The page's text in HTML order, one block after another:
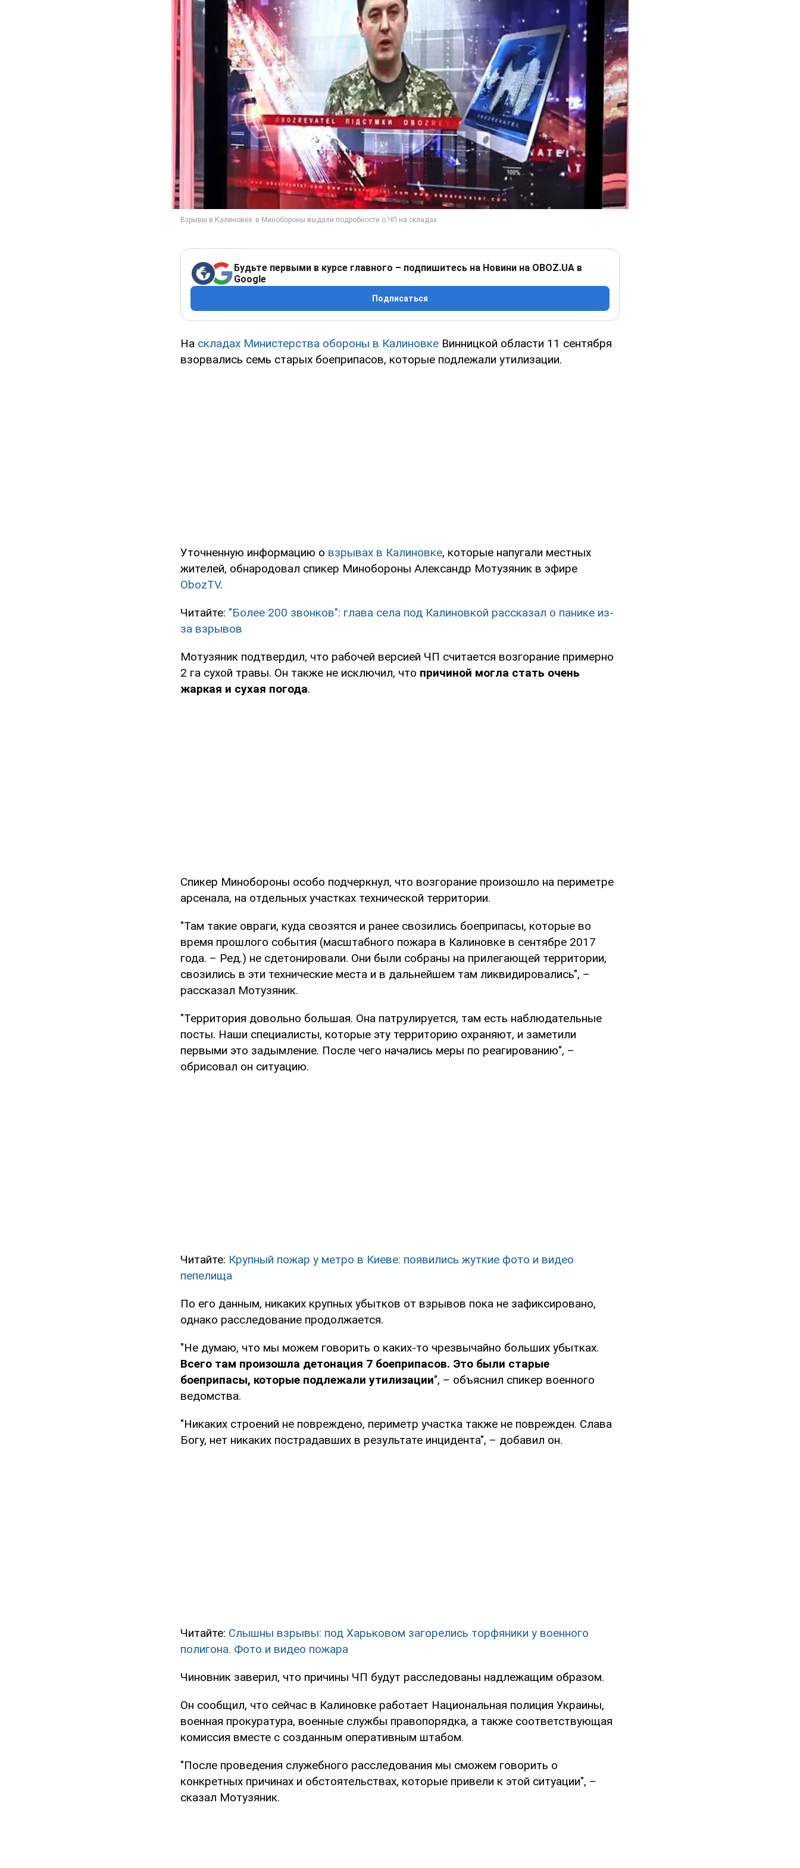
Будьте первыми в курсе главного – подпишитесь на Новини на OBOZ.UA в
Google
Подписаться
На складах Министерства обороны в Калиновке Винницкой области 11 сентября
взорвались семь старых боеприпасов, которые подлежали утилизации.
Уточненную информацию о взрывах в Калиновке, которые напугали местных
жителей, обнародовал спикер Минобороны Александр Мотузяник в эфире
ObozTV.
Читайте: "Более 200 звонков": глава села под Калиновкой рассказал о панике из-
за взрывов
Мотузяник подтвердил, что рабочей версией ЧП считается возгорание примерно
2 га сухой травы. Он также не исключил, что причиной могла стать очень
жаркая и сухая погода.
Спикер Минобороны особо подчеркнул, что возгорание произошло на периметре
арсенала, на отдельных участках технической территории.
"Там такие овраги, куда свозятся и ранее свозились боеприпасы, которые во
время прошлого события (масштабного пожара в Калиновке в сентябре 2017
года. – Ред.) не сдетонировали. Они были собраны на прилегающей территории,
свозились в эти технические места и в дальнейшем там ликвидировались", –
рассказал Мотузяник.
"Территория довольно большая. Она патрулируется, там есть наблюдательные
посты. Наши специалисты, которые эту территорию охраняют, и заметили
первыми это задымление. После чего начались меры по реагированию", –
обрисовал он ситуацию.
Читайте: Крупный пожар у метро в Киеве: появились жуткие фото и видео
пепелища
По его данным, никаких крупных убытков от взрывов пока не зафиксировано,
однако расследование продолжается.
"Не думаю, что мы можем говорить о каких-то чрезвычайно больших убытках.
Всего там произошла детонация 7 боеприпасов. Это были старые
боеприпасы, которые подлежали утилизации", – объяснил спикер военного
ведомства.
"Никаких строений не повреждено, периметр участка также не поврежден. Слава
Богу, нет никаких пострадавших в результате инцидента", – добавил он.
Читайте: Слышны взрывы: под Харьковом загорелись торфяники у военного
полигона. Фото и видео пожара
Чиновник заверил, что причины ЧП будут расследованы надлежащим образом.
Он сообщил, что сейчас в Калиновке работает Национальная полиция Украины,
военная прокуратура, военные службы правопорядка, а также соответствующая
комиссия вместе с созданным оперативным штабом.
"После проведения служебного расследования мы сможем говорить о
конкретных причинах и обстоятельствах, которые привели к этой ситуации", –
сказал Мотузяник.